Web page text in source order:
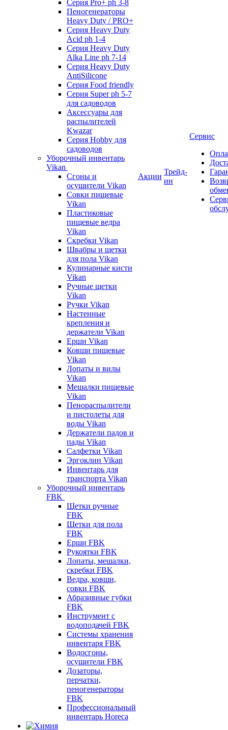
Серия Pro+ ph 3-8
Пеногенераторы
Heavy Duty / PRO+
Серия Heavy Duty
Acid ph 1-4
Серия Heavy Duty
Alka Line ph 7-14
Серия Heavy Duty
AntiSilicone
Серия Food friendly
Серия Super ph 5-7
для садоводов
Аксессуары для
распылителей
Kwazar
Серия Hobby для
садоводов
Уборочный инвентарь
Vikan
Сгоны и
осушители Vikan
Совки пищевые
Vikan
Пластиковые
пищевые ведра
Vikan
Скребки Vikan
Швабры и щетки
для пола Vikan
Кулинарные кисти
Vikan
Ручные щетки
Vikan
Ручки Vikan
Настенные
крепления и
держатели Vikan
Ерши Vikan
Ковши пищевые
Vikan
Лопаты и вилы
Vikan
Мешалки пищевые
Vikan
Пенораспылители
и пистолеты для
воды Vikan
Держатели падов и
пады Vikan
Салфетки Vikan
Эргоклин Vikan
Инвентарь для
транспорта Vikan
Уборочный инвентарь
FBK
Щетки ручные
FBK
Щетки для пола
FBK
Ерши FBK
Рукоятки FBK
Лопаты, мешалки,
скребки FBK
Ведра, ковши,
совки FBK
Абразивные губки
FBK
Инструмент с
водоподачей FBK
Системы хранения
инвентаря FBK
Водосгоны,
осушители FBK
Дозаторы,
перчатки,
пеногенераторы
FBK
Профессиональный
инвентарь Horeca
Акции
Трейд-
ин
Сервис